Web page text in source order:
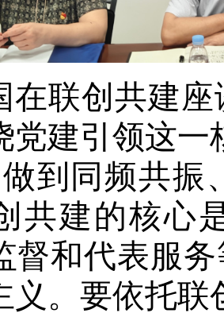
在联创共建
党建引领这
到同频共振
共建的核心
督和代表服
义。要依托联